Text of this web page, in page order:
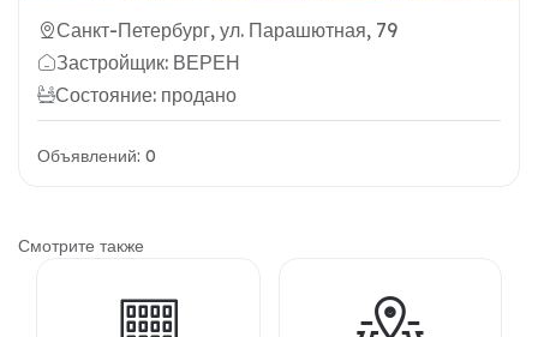
Санкт-Петербург, ул. Парашютная, 79
Застройщик: ВЕРЕН
Состояние: продано
Объявлений: 0
Смотрите также